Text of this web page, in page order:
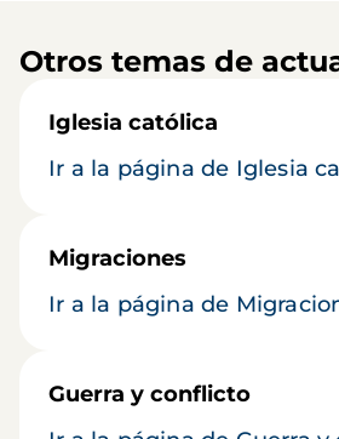
Otros temas de
Iglesia católica
Ir a la página de Iglesia
Migraciones
Ir a la página de
Guerra y conflicto